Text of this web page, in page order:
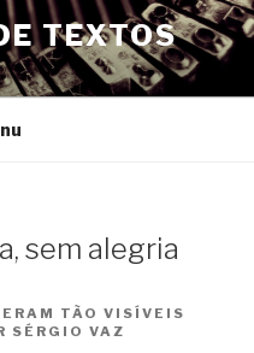
TEXTOS
sem alegria
TÃO VISÍVEIS
SÉRGIO VAZ